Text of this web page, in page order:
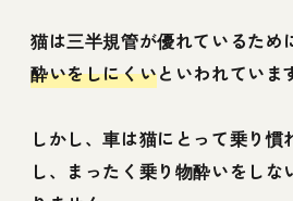
猫は三半規管が優れているため
酔いをしにくいといわれていま
しかし、車は猫にとって乗り慣
し、まったく乗り物酔いをしな